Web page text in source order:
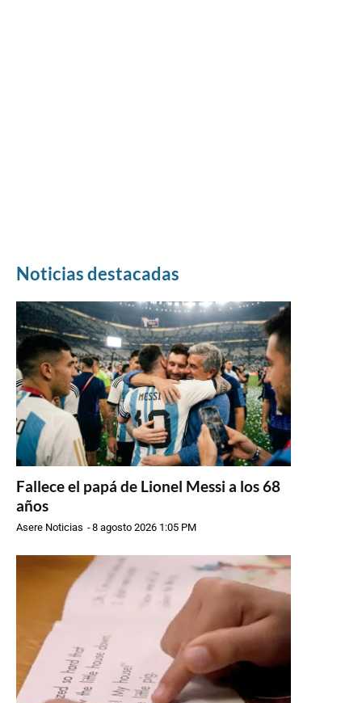
Noticias destacadas
Fallece el papá de Lionel Messi a los 68
años
Asere Noticias -8 agosto 2026 1:05 PM